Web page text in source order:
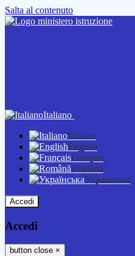
Salta al contenuto
Italiano
Italiano
English
Français
Română
Українська
Accedi
Accedi
button close ×